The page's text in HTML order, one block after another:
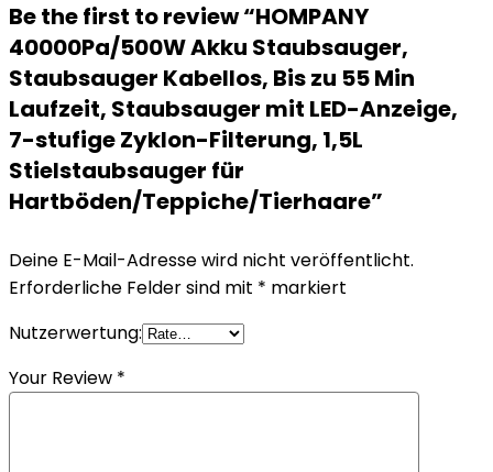
Be the first to review “HOMPANY
40000Pa/500W Akku Staubsauger,
Staubsauger Kabellos, Bis zu 55 Min
Laufzeit, Staubsauger mit LED-Anzeige,
7-stufige Zyklon-Filterung, 1,5L
Stielstaubsauger für
Hartböden/Teppiche/Tierhaare”
Deine E-Mail-Adresse wird nicht veröffentlicht.
Erforderliche Felder sind mit * markiert
Nutzerwertung:
Your Review *